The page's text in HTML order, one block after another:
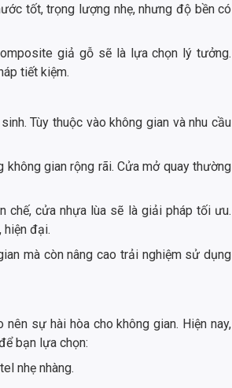
tốt, trọng lượng nhẹ, nhưng độ bền có
giả gỗ sẽ là lựa chọn lý tưởng.
tiết kiệm.
Tùy thuộc vào không gian và nhu cầu
gian rộng rãi. Cửa mở quay thường
chế, cửa nhựa lùa sẽ là giải pháp tối ưu.
hiện đại.
mà còn nâng cao trải nghiệm sử dụng
sự hài hòa cho không gian. Hiện nay,
bạn lựa chọn:
nhẹ nhàng.